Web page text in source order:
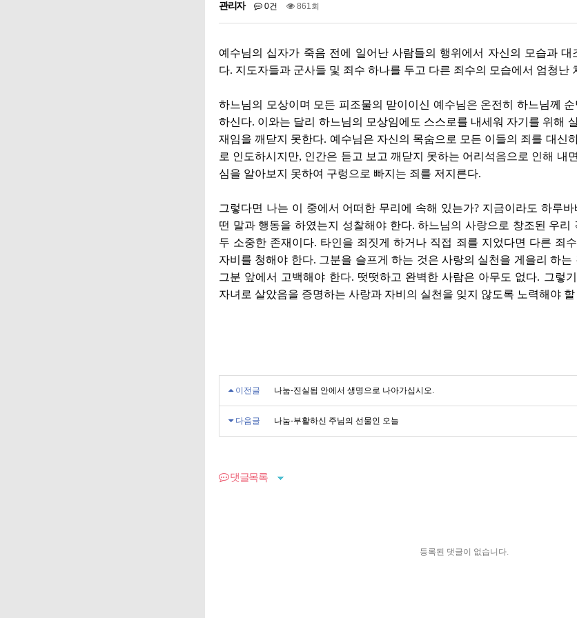
관리자 0건 861회
예수님의 십자가 죽음 전에 일어난 사람들의 행위에서 자신의 모습과 대
다. 지도자들과 군사들 및 죄수 하나를 두고 다른 죄수의 모습에서 엄청난
하느님의 모상이며 모든 피조물의 맏이이신 예수님은 온전히 하느님께
하신다. 이와는 달리 하느님의 모상임에도 스스로를 내세워 자기를 위해
재임을 깨닫지 못한다. 예수님은 자신의 목숨으로 모든 이들의 죄를 대신
로 인도하시지만, 인간은 듣고 보고 깨닫지 못하는 어리석음으로 인해 내
심을 알아보지 못하여 구렁으로 빠지는 죄를 저지른다.
그렇다면 나는 이 중에서 어떠한 무리에 속해 있는가? 지금이라도 하루
떤 말과 행동을 하였는지 성찰해야 한다.하느님의 사랑으로 창조된 우리
두 소중한 존재이다. 타인을 죄짓게 하거나 직접 죄를 지었다면 다른 죄
자비를 청해야 한다. 그분을 슬프게 하는 것은 사랑의 실천을 게을리 하는
그분 앞에서 고백해야 한다. 떳떳하고 완벽한 사람은 아무도 없다. 그렇
자녀로 살았음을 증명하는 사랑과 자비의 실천을 잊지 않도록 노력해야
이전글 나눔-진실됨 안에서 생명으로 나아가십시오.
다음글 나눔-부활하신 주님의 선물인 오늘
댓글목록
등록된 댓글이 없습니다.